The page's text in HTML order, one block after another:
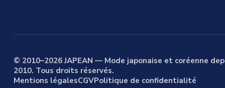
© 2010–2026 JAPEAN — Mode japonaise et coréenne
2010. Tous droits réservés.
Mentions légalesCGVPolitique de confidentialité